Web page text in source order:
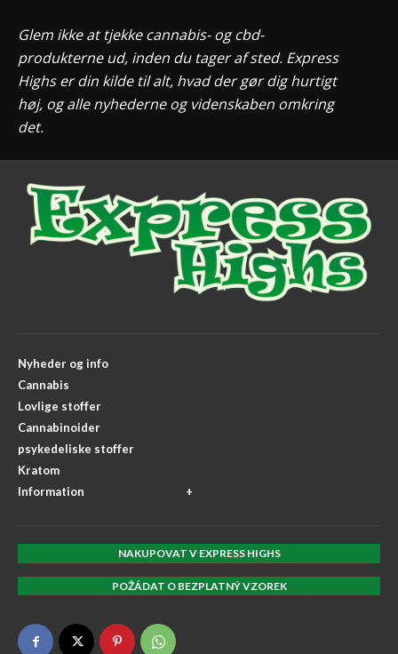
Glem ikke at tjekke cannabis- og cbd-
produkterne ud, inden du tager af sted. Express
Highs er din kilde til alt, hvad der gør dig hurtigt
høj, og alle nyhederne og videnskaben omkring
det.
Nyheder og info
Cannabis
Lovlige stoffer
Cannabinoider
psykedeliske stoffer
Kratom
Information
NAKUPOVAT V EXPRESS HIGHS
POŽÁDAT O BEZPLATNÝ VZOREK